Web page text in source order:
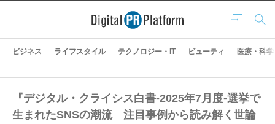
ログ
イン
検索
メニ
ュー
ビジネス ライフスタイル テクノロジー・IT ビューティ 医療・科学
『デジタル・クライシス白書-2025年7月度-選挙で
生まれたSNSの潮流 注目事例から読み解く世論